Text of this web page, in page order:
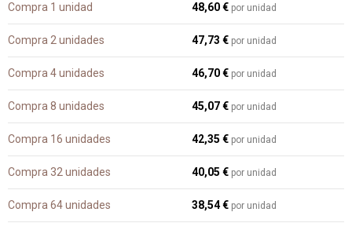
Compra 1 unidad 48,60 € por unidad
Compra 2 unidades 47,73 € por unidad
Compra 4 unidades 46,70 € por unidad
Compra 8 unidades 45,07 € por unidad
Compra 16 unidades 42,35 € por unidad
Compra 32 unidades 40,05 € por unidad
Compra 64 unidades 38,54 € por unidad